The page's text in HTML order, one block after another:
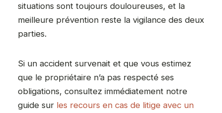
situations sont toujours douloureuses, et la
meilleure prévention reste la vigilance des deux
parties.
Si un accident survenait et que vous estimez
que le propriétaire n’a pas respecté ses
obligations, consultez immédiatement notre
guide sur les recours en cas de litige avec un